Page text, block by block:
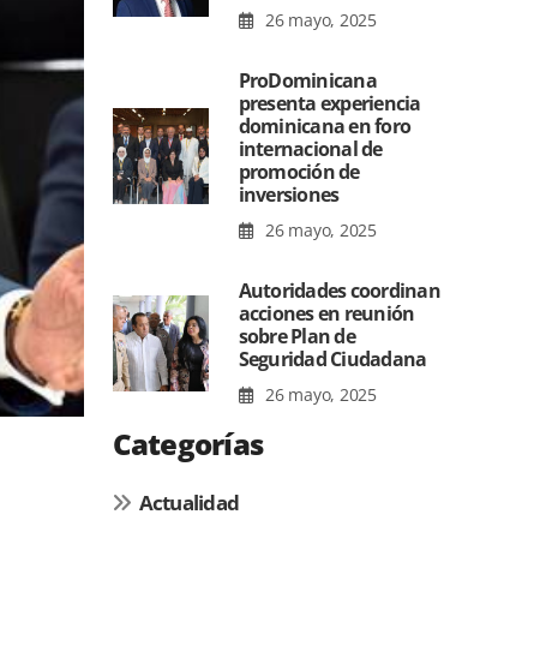
26 mayo, 2025
ProDominicana
presenta experiencia
dominicana en foro
internacional de
promoción de
inversiones
26 mayo, 2025
Autoridades coordinan
acciones en reunión
sobre Plan de
Seguridad Ciudadana
26 mayo, 2025
Categorías
Actualidad